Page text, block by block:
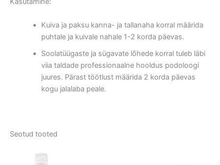
Kuiva ja paksu kanna- ja tallanaha korral määrida
puhtale ja kuivale nahale 1-2 korda päevas.
Soolatüügaste ja sügavate lõhede korral tuleb läbi
viia taldade professionaalne hooldus podoloogi
juures. Pärast töötlust määrida 2 korda päevas
kogu jalalaba peale.
Seotud tooted